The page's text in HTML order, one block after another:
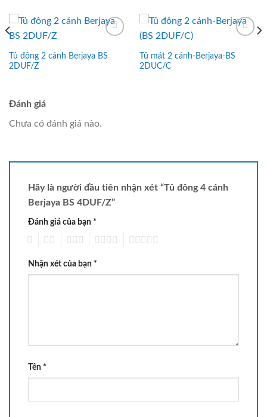
Wishlist
Tủ đông 2 cánh Berjaya BS
2DUF/Z
Wishlist
Tủ mát 2 cánh-Berjaya-BS
2DUC/C
Đánh giá
Chưa có đánh giá nào.
Hãy là người đầu tiên nhận xét “Tủ đông 4 cánh
Berjaya BS 4DUF/Z”
Đánh giá của bạn *
Nhận xét của bạn *
Tên *